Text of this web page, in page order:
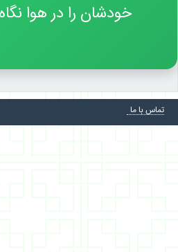
خودشان را در هوا
تماس با ما